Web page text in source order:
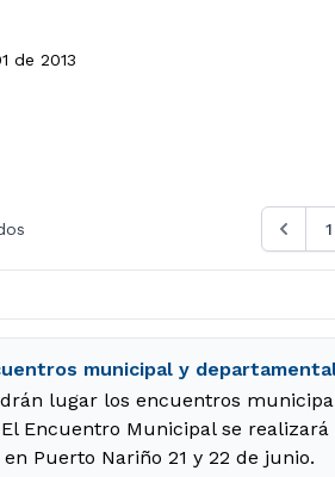
de 2013
1
municipal y
lugar los encuentros
Encuentro Municipal se
Puerto Nariño 21 y 22 de junio.